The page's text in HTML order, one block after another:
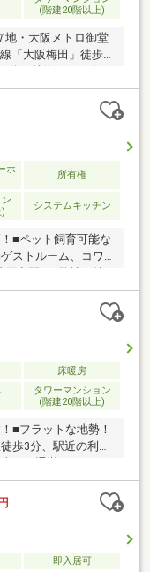
(階建20階以上)
・大阪メトロ御堂
「大阪梅田」徒歩6
分▼特徴・2025年9
ン・住戸最上階34階
25.5帖・WICは3か
約有)・スカイテラ
・ミストサウナ付
の洗面台・トイレ
望の住まい探しをお
の詳細・ご相談は
ホ
所有権
システムキッチン
■ペット飼育可能な
ストルーム、コワ
能です。周辺のコイ
ので、担当者にお声
もございますので、
もお気軽にご来場
10：00～19：00※
なっております。・
ておりますので、何
床暖房
タワーマンション
(階建20階以上)
■フラットな地勢！
歩3分、駅近の利便
センター徒歩6分、
ーパー「goody」徒
年9月築！■13階部
ならではの上質な
が見えにくい設計
即入居可